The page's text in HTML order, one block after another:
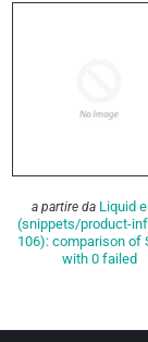
a partire daLiquid
(snippets/product-
106): comparison of
with 0 failed